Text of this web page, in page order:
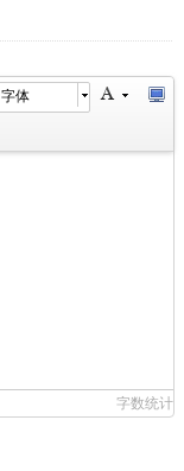
字体
字数统计